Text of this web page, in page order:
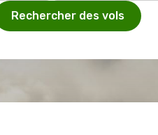
Rechercher des vols